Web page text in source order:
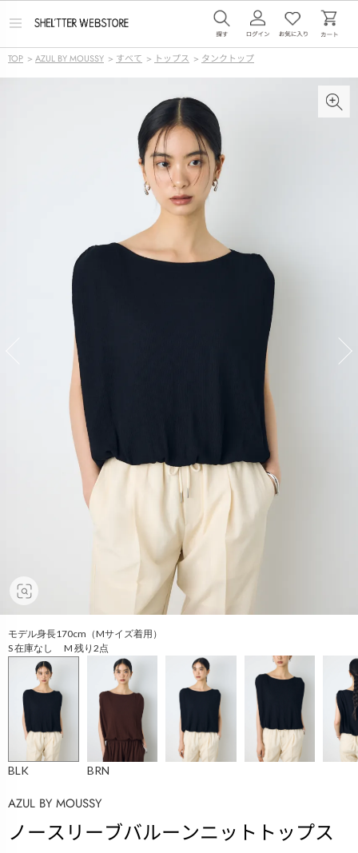
メ
ー
を
TOP > AZUL BY MOUSSY > すべて > トップス > タンクトップ
モデル身長170cm（Mサイズ着用）
S 在庫なし M 残り2点
BLK BRN
AZUL BY MOUSSY
ノースリーブバルーンニットトップス